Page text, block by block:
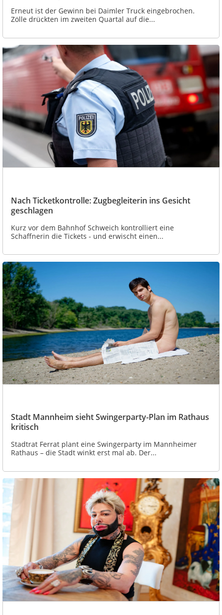
Erneut ist der Gewinn bei Daimler Truck eingebrochen.
Zölle drückten im zweiten Quartal auf die...
Nach Ticketkontrolle: Zugbegleiterin ins Gesicht
geschlagen
Kurz vor dem Bahnhof Schweich kontrolliert eine
Schaffnerin die Tickets - und erwischt einen...
Stadt Mannheim sieht Swingerparty-Plan im Rathaus
kritisch
Stadtrat Ferrat plant eine Swingerparty im Mannheimer
Rathaus – die Stadt winkt erst mal ab. Der...